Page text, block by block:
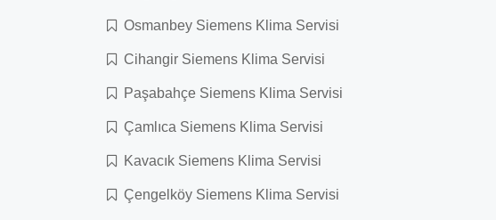
Osmanbey Siemens Klima Servisi
Cihangir Siemens Klima Servisi
Paşabahçe Siemens Klima Servisi
Çamlıca Siemens Klima Servisi
Kavacık Siemens Klima Servisi
Çengelköy Siemens Klima Servisi